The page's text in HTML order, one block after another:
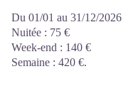
Du 01/01 au 31/12/2026
Nuitée : 75 €
Week-end : 140 €
Semaine : 420 €.